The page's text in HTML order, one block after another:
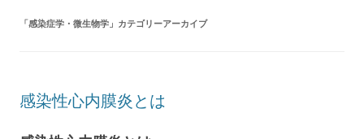
「感染症学・微生物学 」カテゴリーアーカイブ
感染性心内膜炎とは